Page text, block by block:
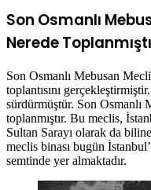
Son Osmanlı
Nerede
Son Osmanlı Mebusan
toplantısını
sürdürmüştür. Son Osmanlı
toplanmıştır. Bu meclis,
Sultan Sarayı olarak da
meclis binası bugün
semtinde yer almaktadır.